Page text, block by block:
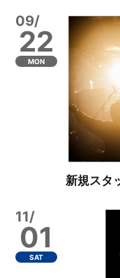
09/
22
MON
新規スタ
11/
01
SAT